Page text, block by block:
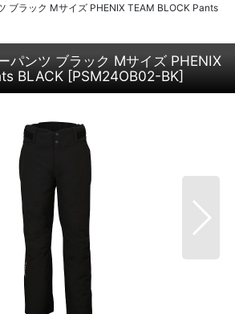
ブラック Mサイズ PHENIX TEAM BLOCK Pants
パンツ ブラック Mサイズ PHENIX
BLACK [PSM24OB02-BK]